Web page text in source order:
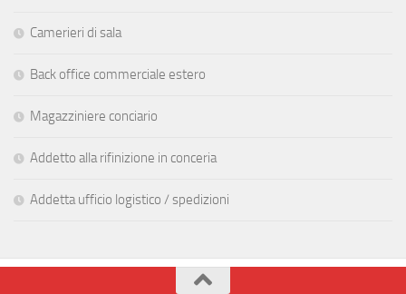
Camerieri di sala
Back office commerciale estero
Magazziniere conciario
Addetto alla rifinizione in conceria
Addetta ufficio logistico / spedizioni